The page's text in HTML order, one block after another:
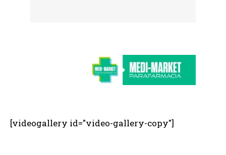
[videogallery id="video-gallery-copy"]